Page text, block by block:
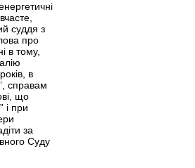
суддя з
про
в тому,
в
справам
що
і при
за
Суду